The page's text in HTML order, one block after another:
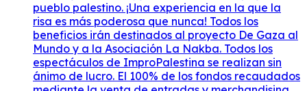
pueblo palestino. ¡Una experiencia en la que la
risa es más poderosa que nunca! Todos los
beneficios irán destinados al proyecto De Gaza al
Mundo y a la Asociación La Nakba. Todos los
espectáculos de ImproPalestina se realizan sin
ánimo de lucro. El 100% de los fondos recaudados